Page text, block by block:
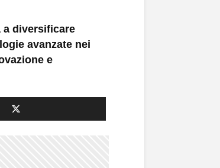
a diversificare
avanzate nei
e